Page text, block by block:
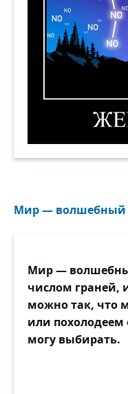
Сколько лет
Сколько лет
сколько дам на
Сколько раз я
сколько дам я
трубы и
Мир — волшебный
Мир —
числом граней,
можно так, что
или похолодеем
могу выбирать.